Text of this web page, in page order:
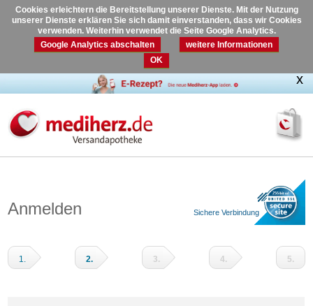
Cookies erleichtern die Bereitstellung unserer Dienste. Mit der Nutzung
unserer Dienste erklären Sie sich damit einverstanden, dass wir Cookies
verwenden. Weiterhin verwendet die Seite Google Analytics.
Google Analytics abschalten
weitere Informationen
OK
Anmelden Sichere Verbindung
1. 2. 3. 4. 5.